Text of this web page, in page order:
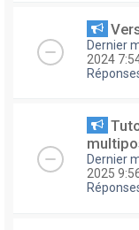
Dernier
2024
Dernier
2025